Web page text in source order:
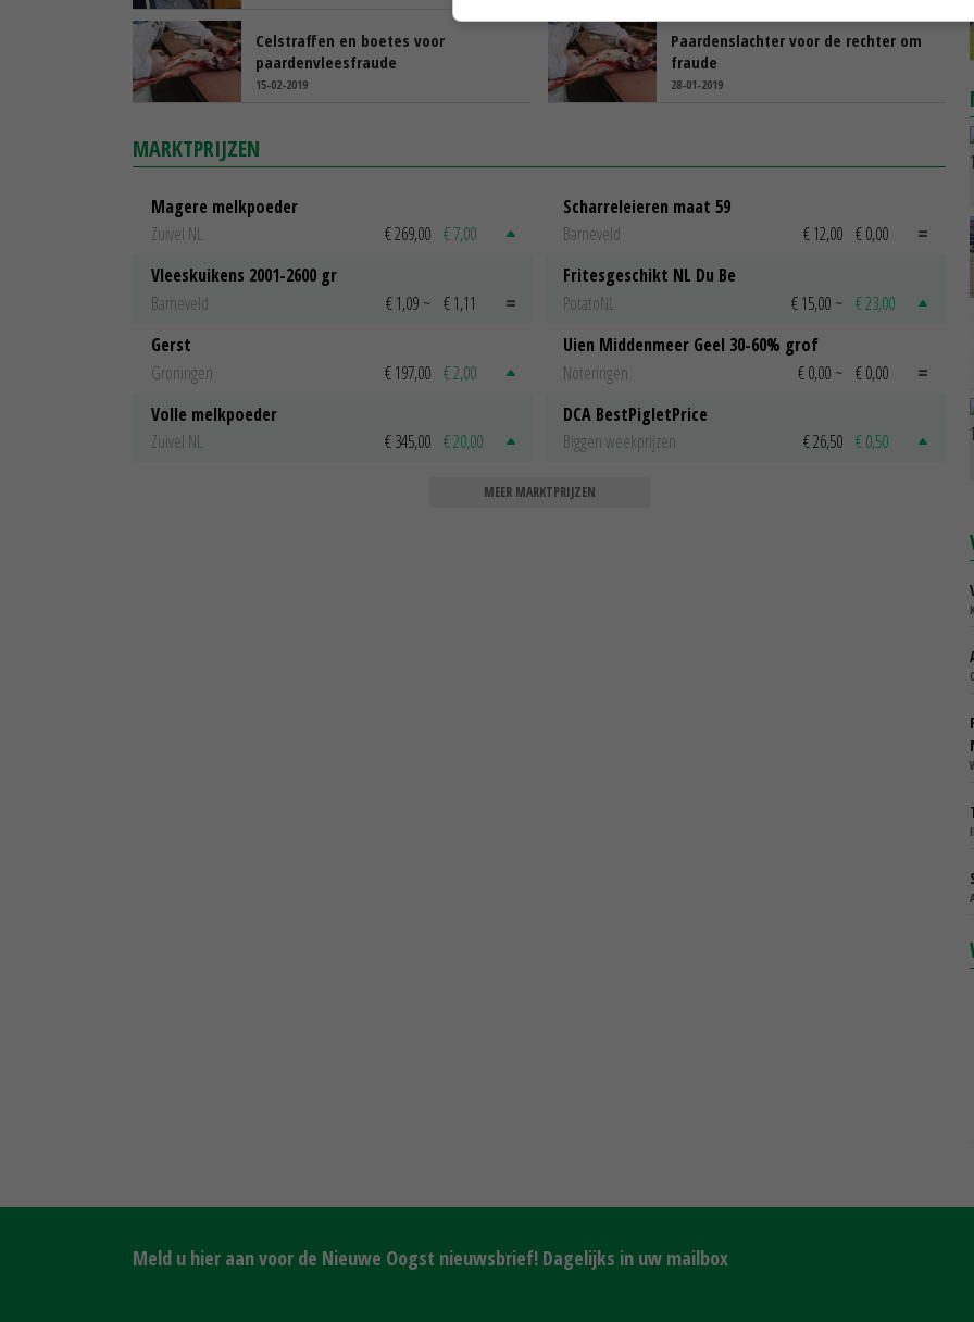
Celstraffen en boetes voor
paardenvleesfraude
15-02-2019
Paardenslachter voor de rechter om
fraude
28-01-2019
MARKTPRIJZEN
Magere melkpoeder
Zuivel NL
€ 269,00 € 7,00
Vleeskuikens 2001-2600 gr
Barneveld
€ 1,09 ~ € 1,11
Gerst
Groningen
€ 197,00 € 2,00
Volle melkpoeder
Zuivel NL
€ 345,00 € 20,00
Scharreleieren maat 59
Barneveld
€ 12,00 € 0,00
Fritesgeschikt NL Du Be
PotatoNL
€ 15,00 ~ € 23,00
Uien Middenmeer Geel 30-60% grof
Noteringen
€ 0,00 ~ € 0,00
DCA BestPigletPrice
Biggen weekprijzen
€ 26,50 € 0,50
MEER MARKTPRIJZEN
Meld u hier aan voor de Nieuwe Oogst nieuwsbrief! Dagelijks in uw mailbox